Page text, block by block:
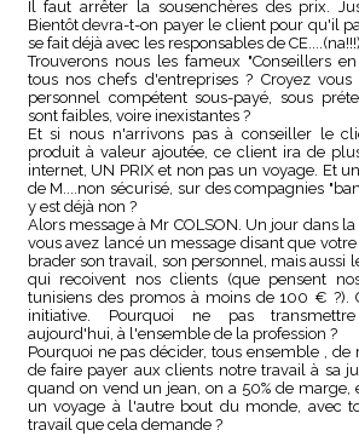
Il faut arrêter la sousenchères des prix.
Bientôt devra-t-on payer le client pour qu'il
se fait déjà avec les responsables de CE....(na!!!)
Trouverons nous les fameux "Conseillers
tous nos chefs d'entreprises ? Croyez
personnel compétent sous-payé, sous
sont faibles, voire inexistantes ?
Et si nous n'arrivons pas à conseiller le
produit à valeur ajoutée, ce client ira de
internet, UN PRIX et non pas un voyage. Et
de M....non sécurisé, sur des compagnies
y est déjà non ?
Alors message à Mr COLSON. Un jour dans
vous avez lancé un message disant que
brader son travail, son personnel, mais aussi
qui recoivent nos clients (que pensent
tunisiens des promos à moins de 100 € ?).
initiative. Pourquoi ne pas
aujourd'hui, à l'ensemble de la profession ?
Pourquoi ne pas décider, tous ensemble , de
de faire payer aux clients notre travail à sa
quand on vend un jean, on a 50% de marge,
un voyage à l'autre bout du monde, avec
travail que cela demande ?